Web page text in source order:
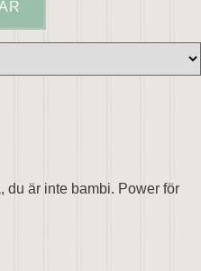
du är inte bambi. Power för